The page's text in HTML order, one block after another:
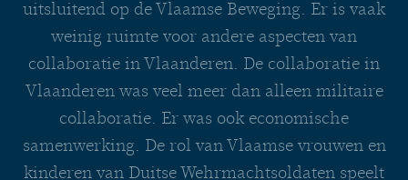
uitsluitend op de Vlaamse Beweging. Er is vaak
weinig ruimte voor andere aspecten van
collaboratie in Vlaanderen. De collaboratie in
Vlaanderen was veel meer dan alleen militaire
collaboratie. Er was ook economische
samenwerking. De rol van Vlaamse vrouwen en
kinderen van Duitse Wehrmachtsoldaten speelt